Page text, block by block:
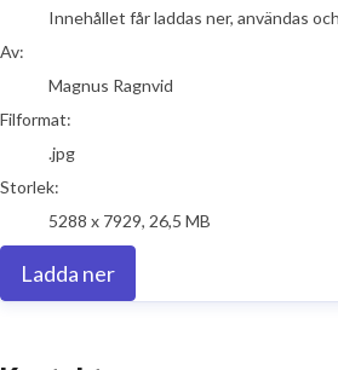
Innehållet får laddas ner, användas
Av:
Magnus Ragnvid
Filformat:
.jpg
Storlek:
5288 x 7929, 26,5 MB
Ladda ner